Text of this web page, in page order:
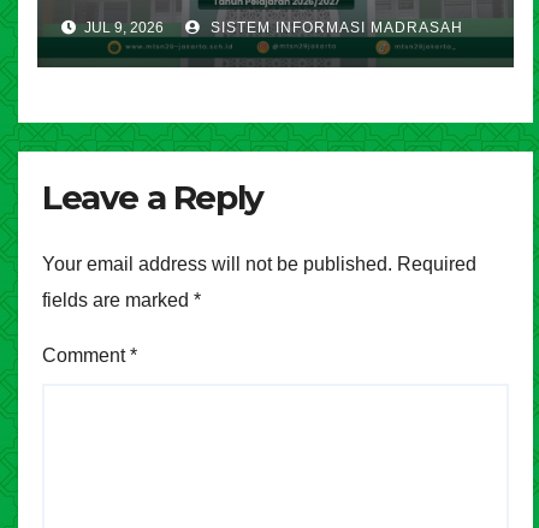
JUL 9, 2026 SISTEM INFORMASI MADRASAH
Leave a Reply
Your email address will not be published. Required
fields are marked *
Comment*